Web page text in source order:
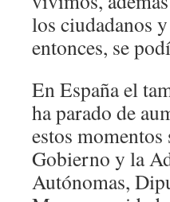
los ciudadanos
entonces, se
En España el
ha parado de
estos
Gobierno y la
Autónomas,